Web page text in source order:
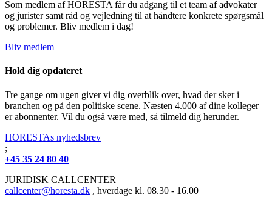
Som medlem af HORESTA får du adgang til et team af advokater
og jurister samt råd og vejledning til at håndtere konkrete spørgsmål
og problemer. Bliv medlem i dag!
Bliv medlem
Hold dig opdateret
Tre gange om ugen giver vi dig overblik over, hvad der sker i
branchen og på den politiske scene. Næsten 4.000 af dine kolleger
er abonnenter. Vil du også være med, så tilmeld dig herunder.
HORESTAs nyhedsbrev
;
+45 35 24 80 40
JURIDISK CALLCENTER
callcenter@horesta.dk , hverdage kl. 08.30 - 16.00